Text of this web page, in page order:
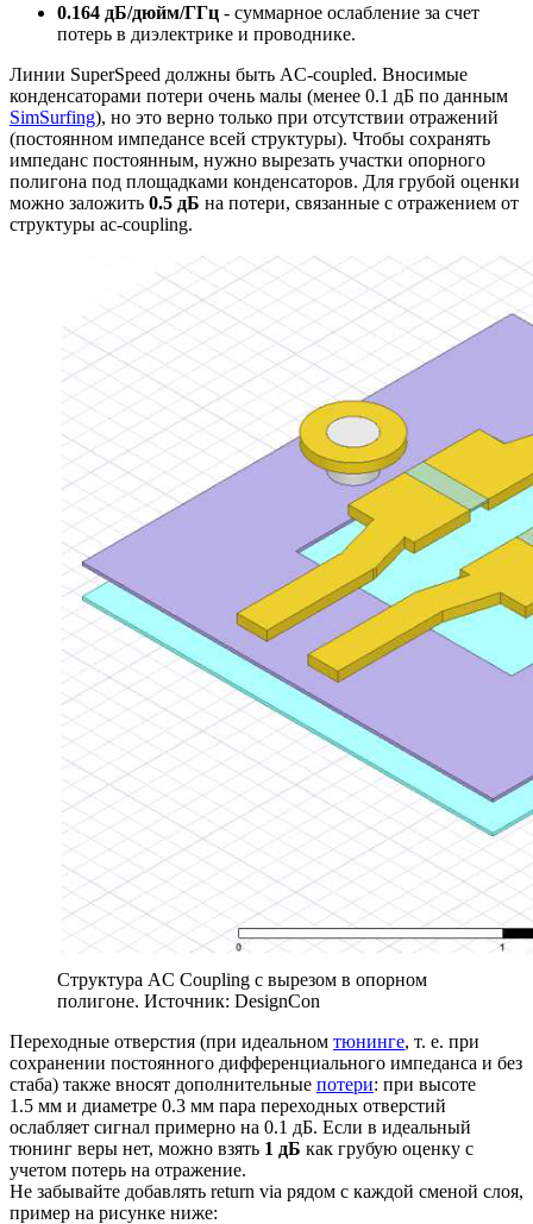
0.164 дБ/дюйм/ГГц - суммарное ослабление за счет
потерь в диэлектрике и проводнике.
Линии SuperSpeed должны быть AC-coupled. Вносимые
конденсаторами потери очень малы (менее 0.1 дБ по данным
SimSurfing), но это верно только при отсутствии отражений
(постоянном импедансе всей структуры). Чтобы сохранять
импеданс постоянным, нужно вырезать участки опорного
полигона под площадками конденсаторов. Для грубой оценки
можно заложить 0.5 дБ на потери, связанные с отражением от
структуры ac-coupling.
Структура AC Coupling с вырезом в опорном
полигоне. Источник: DesignCon
Переходные отверстия (при идеальном тюнинге, т. е. при
сохранении постоянного дифференциального импеданса и без
стаба) также вносят дополнительные потери: при высоте
1.5 мм и диаметре 0.3 мм пара переходных отверстий
ослабляет сигнал примерно на 0.1 дБ. Если в идеальный
тюнинг веры нет, можно взять 1 дБ как грубую оценку с
учетом потерь на отражение.
Не забывайте добавлять return via рядом с каждой сменой слоя,
пример на рисунке ниже: